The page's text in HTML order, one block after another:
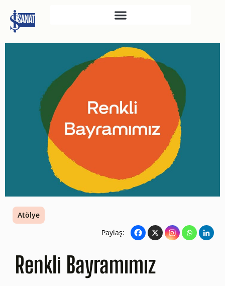
SAHNE SANATLARI
TÜRKIYE İŞ BANKASI
RESIM HEYKEL MÜZESI
TÜRKIYE İŞ BANKASI
MÜZESI
İKTISADI BAĞIMSIZLIK
MÜZESI
ATATÜRK KÜTÜPHANESI
SANAT GALERILERI
KÜLTÜREL MIRASA
DESTEK
Atölye
Paylaş:
Renkli Bayramımız